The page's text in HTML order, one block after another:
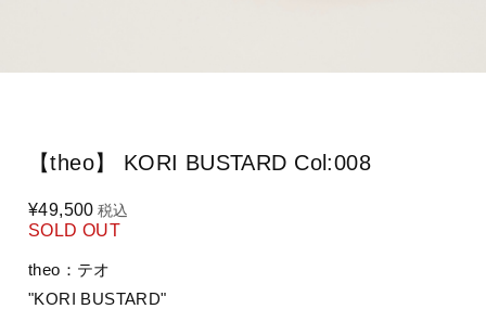
【theo】 KORI BUSTARD Col:008
¥49,500 税込
SOLD OUT
theo：テオ
"KORI BUSTARD"